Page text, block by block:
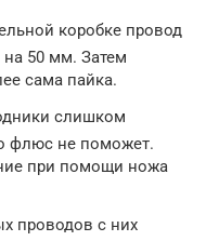
коробке провод
50 мм. Затем
сама пайка.
слишком
флюс не поможет.
при помощи ножа
проводов с них